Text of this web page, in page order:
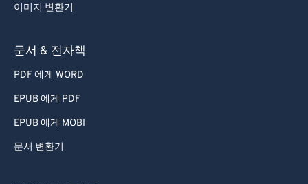
이미지 변환기
문서 & 전자책
PDF 에게 WORD
EPUB 에게 PDF
EPUB 에게 MOBI
문서 변환기